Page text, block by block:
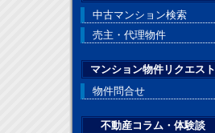
中古マンション検索
売主・代理物件
マンション物件リクエスト
物件問合せ
不動産コラム・体験談